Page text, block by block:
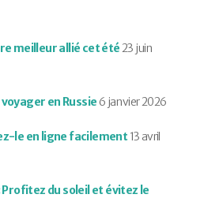
meilleur allié cet été23 juin
en Russie 6 janvier 2026
le en ligne facilement 13 avril
Profitez du soleil et évitez le